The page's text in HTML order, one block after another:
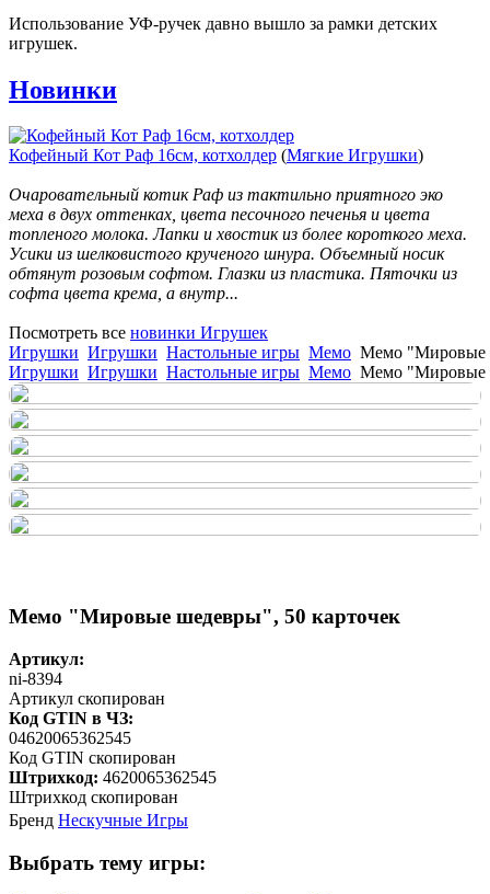
Использование УФ-ручек давно вышло за рамки детских
игрушек.
Новинки
Кофейный Кот Раф 16см, котхолдер (Мягкие Игрушки)
Очаровательный котик Раф из тактильно приятного эко
меха в двух оттенках, цвета песочного печенья и цвета
топленого молока. Лапки и хвостик из более короткого меха.
Усики из шелковистого крученого шнура. Объемный носик
обтянут розовым софтом. Глазки из пластика. Пяточки из
софта цвета крема, а внутр...
Посмотреть все новинки Игрушек
Игрушки Игрушки Настольные игры Мемо Мемо "Мировые
Игрушки Игрушки Настольные игры Мемо Мемо "Мировые
Мемо "Мировые шедевры", 50 карточек
Артикул:
ni-8394
Артикул скопирован
Код GTIN в ЧЗ:
04620065362545
Код GTIN скопирован
Штрихкод: 4620065362545
Штрихкод скопирован
Бренд Нескучные Игры
Выбрать тему игры: